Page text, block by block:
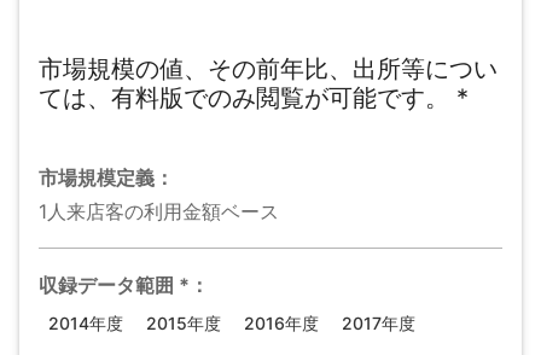
市場規模の値、その前年比、出所等につい
ては、有料版でのみ閲覧が可能です。
*
市場規模定義：
1人来店客の利用金額ベース
収録データ範囲 * ：
2014年度 2015年度 2016年度 2017年度